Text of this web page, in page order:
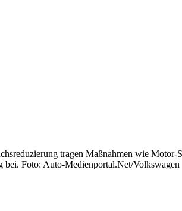
tragen Maßnahmen wie Motor-
bei. Foto: Auto-Medienportal.Net/Volkswagen